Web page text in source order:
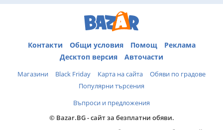
Контакти Общи условия Помощ
Реклама
Десктоп версия
Авточасти
Магазини Black Friday Карта на сайта
Обяви по градове
Популярни търсения
Въпроси и предложения
© Bazar.BG - сайт за безплатни обяви.